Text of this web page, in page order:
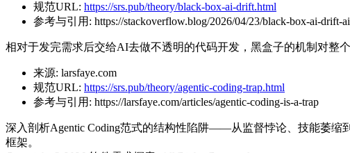
规范URL: https://srs.pub/theory/black-box-ai-drift.html
参考与引用: https://stackoverflow.blog/2026/04/23/black-box-ai-drift-
相对于发完需求后交给AI去做不透明的代码开发，黑盒子的机制对整
来源: larsfaye.com
规范URL: https://srs.pub/theory/agentic-coding-trap.html
参考与引用: https://larsfaye.com/articles/agentic-coding-is-a-trap
深入剖析Agentic Coding范式的结构性陷阱——从监督悖论、技能萎缩
框架。